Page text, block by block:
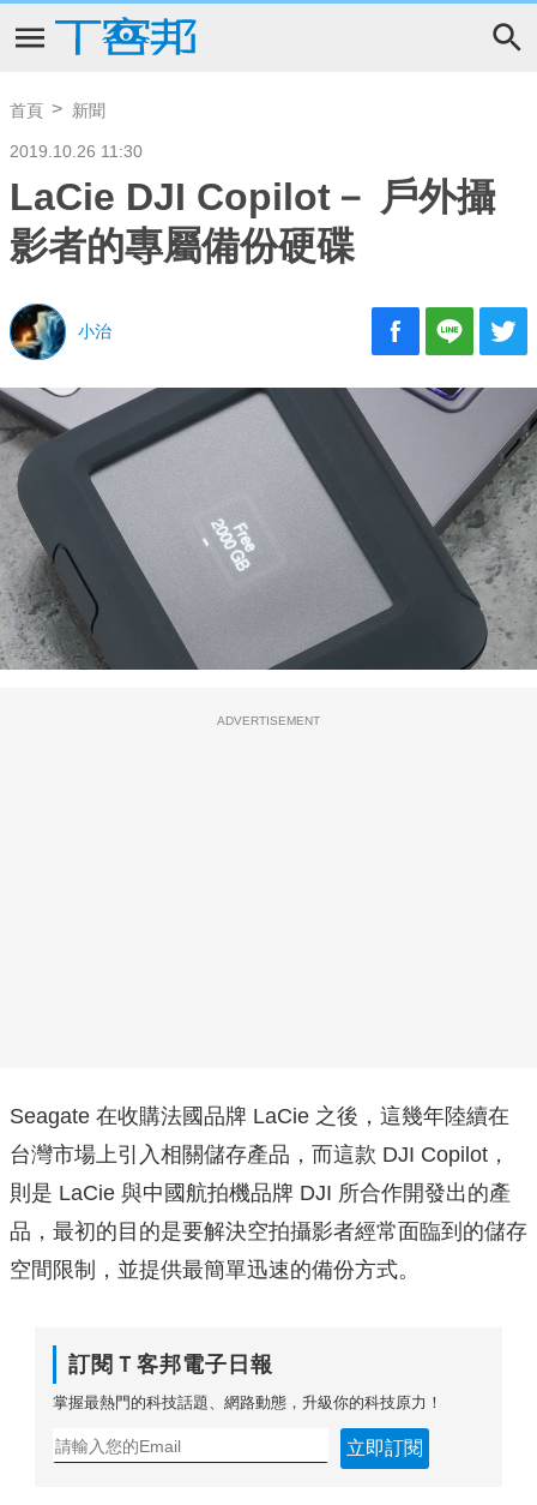
首頁 新聞
2019.10.26 11:30
LaCie DJI Copilot－ 戶外攝
影者的專屬備份硬碟
小治
ADVERTISEMENT
Seagate 在收購法國品牌 LaCie 之後，這幾年陸續在
台灣市場上引入相關儲存產品，而這款 DJI Copilot，
則是 LaCie 與中國航拍機品牌 DJI 所合作開發出的產
品，最初的目的是要解決空拍攝影者經常面臨到的儲存
空間限制，並提供最簡單迅速的備份方式。
訂閱Ｔ客邦電子日報
掌握最熱門的科技話題、網路動態，升級你的科技原力！
立即訂閱